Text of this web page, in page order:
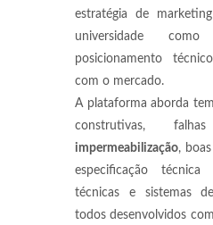
estratégia de
universidade
posicionamento
com o mercado.
A plataforma aborda
construtivas,
impermeabilização,
especificação técnica
técnicas e sistemas
todos desenvolvidos